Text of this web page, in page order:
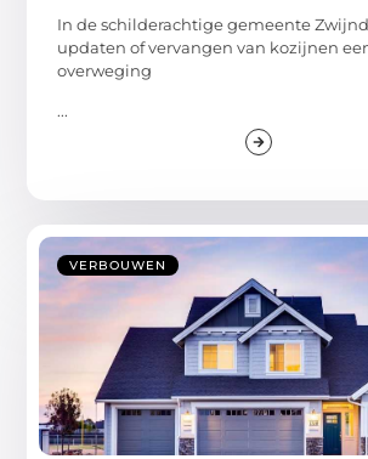
In de schilderachtige gemeente
updaten of vervangen van kozijnen
overweging
...
VERBOUWEN